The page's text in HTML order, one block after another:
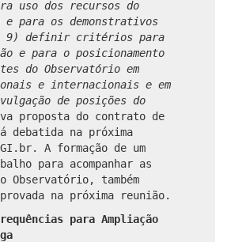
uso dos recursos do
e para os demonstrativos
9) definir critérios para
e para o posicionamento
do Observatório em
e internacionais e em
de posições do
proposta do contrato de
debatida na próxima
A formação de um
para acompanhar as
Observatório, também
na próxima reunião.
para Ampliação